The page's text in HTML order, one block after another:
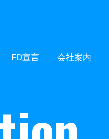
FD宣⾔ 会社案内